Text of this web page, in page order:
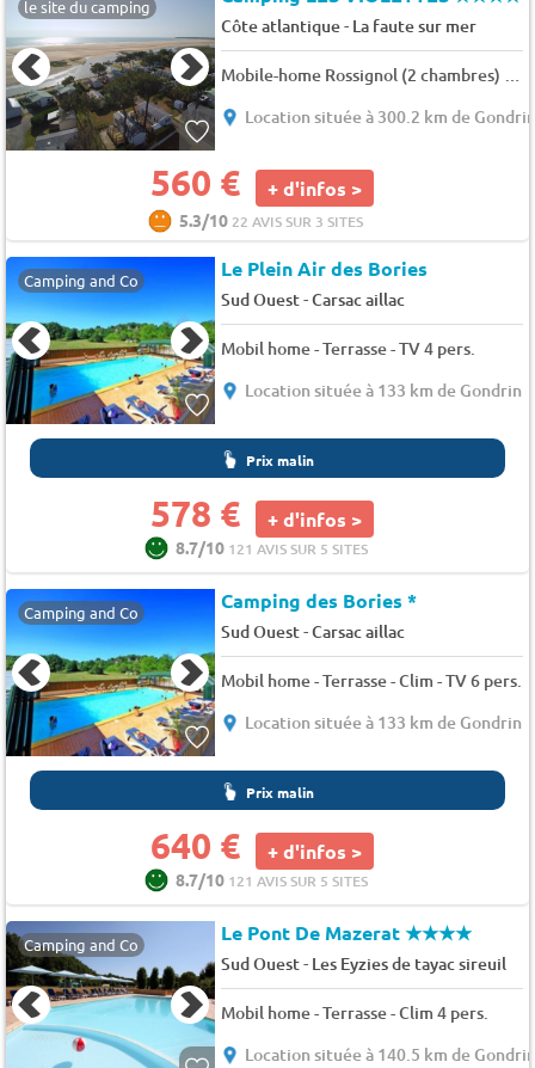
le site du camping
Côte atlantique- La faute sur mer
Mobile-home Rossignol (2 chambres) 4 pers.
Location située à 300.2 km de
560 € + d'infos >
5.3/10 22 AVIS SUR 3 SITES
Camping and Co Le Plein Air des Bories
Sud Ouest-Carsac aillac
Mobil home - Terrasse - TV 4 pers.
Location située à 133 km de Gondrin
Prix malin
578 € + d'infos >
8.7/10 121 AVIS SUR 5 SITES
Camping and Co Camping des Bories *
Sud Ouest-Carsac aillac
Mobil home - Terrasse - Clim - TV 6 pers.
Location située à 133 km de Gondrin
Prix malin
640 € + d'infos >
8.7/10 121 AVIS SUR 5 SITES
Camping and Co Le Pont De Mazerat★★★★
Sud Ouest- Les Eyzies de tayac sireuil
Mobil home - Terrasse - Clim 4 pers.
Location située à 140.5 km de